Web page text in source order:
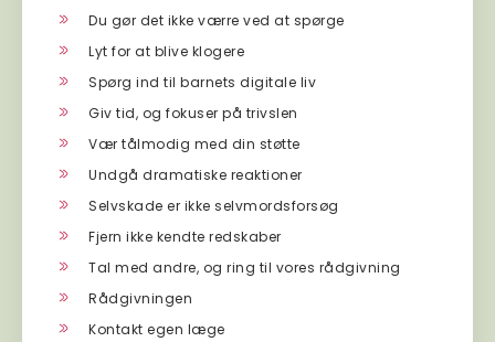
Du gør det ikke værre ved at spørge
Lyt for at blive klogere
Spørg ind til barnets digitale liv
Giv tid, og fokuser på trivslen
Vær tålmodig med din støtte
Undgå dramatiske reaktioner
Selvskade er ikke selvmordsforsøg
Fjern ikke kendte redskaber
Tal med andre, og ring til vores rådgivning
Rådgivningen
Kontakt egen læge